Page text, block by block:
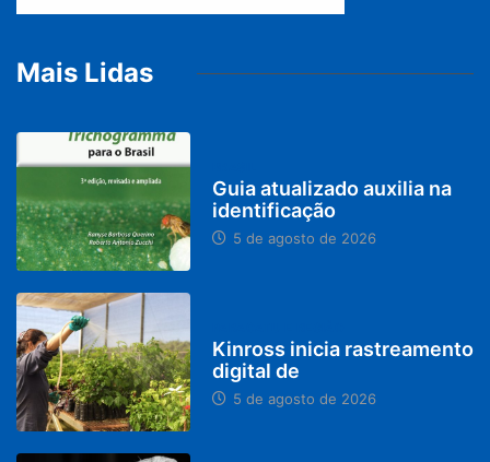
Mais Lidas
Guia atualizado auxilia na
identificação
5 de agosto de 2026
Kinross inicia rastreamento
digital de
5 de agosto de 2026